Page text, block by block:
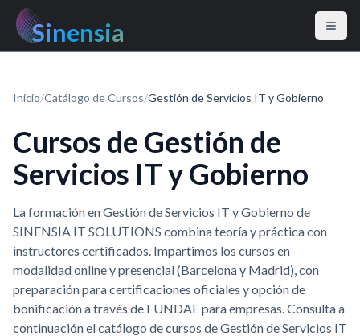
Sinensia
Inicio/Catálogo de Cursos/Gestión de Servicios IT y Gobierno
Cursos de Gestión de
Servicios IT y Gobierno
La formación en Gestión de Servicios IT y Gobierno de
SINENSIA IT SOLUTIONS combina teoría y práctica con
instructores certificados. Impartimos los cursos en
modalidad online y presencial (Barcelona y Madrid), con
preparación para certificaciones oficiales y opción de
bonificación a través de FUNDAE para empresas. Consulta a
continuación el catálogo de cursos de Gestión de Servicios IT